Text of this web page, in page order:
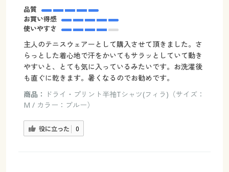
品質
お買い得感
使いやすさ
主人のテニスウェアーとして購入させて頂きました。さ
らっとした着心地で汗をかいてもサラッとしていて動き
やすいと、とても気に入っているみたいです。お洗濯後
も直ぐに乾きます。暑くなるのでお勧めです。
商品：
ドライ・プリント半袖Tシャツ(フィラ)（サイズ：
M / カラー：ブルー）
役に立った 0